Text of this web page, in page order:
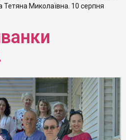
Тетяна Миколаївна. 10 серпня